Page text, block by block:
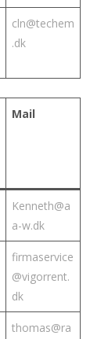
cln@techem
.dk
Mail
Kenneth@a
a-w.dk
firmaservice
@vigorrent.
dk
thomas@ra